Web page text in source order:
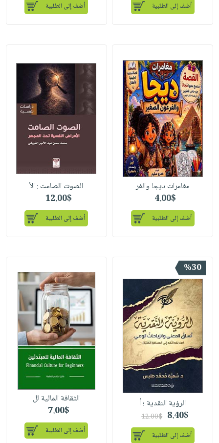
أضف إلى الطلبية أضف إلى الطلبية
مغامرات ديجا والفر
4.00$
أضف إلى الطلبية
الصوت الصامت : الأ
12.00$
أضف إلى الطلبية
%30
الرؤية النقدية ؛ أ
8.40$
12.00$
أضف إلى الطلبية
الثقافة المالية لل
7.00$
أضف إلى الطلبية